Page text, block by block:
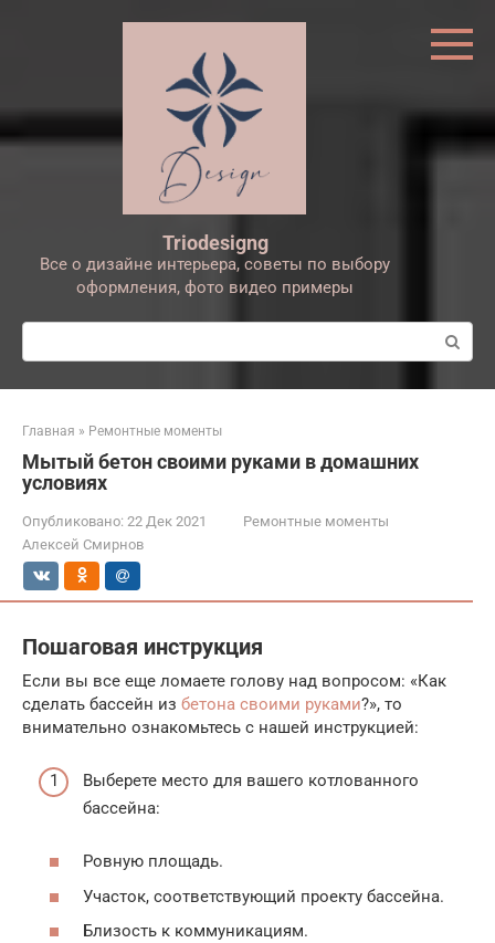
Triodesigng
Все о дизайне интерьера, советы по выбору
оформления, фото видео примеры
Поиск:
Главная » Ремонтные моменты
Мытый бетон своими руками в домашних
условиях
Опубликовано: 22 Дек 2021
Ремонтные моменты
Алексей Смирнов
Пошаговая инструкция
Если вы все еще ломаете голову над вопросом: «Как
сделать бассейн из бетона своими руками?», то
внимательно ознакомьтесь с нашей инструкцией:
Выберете место для вашего котлованного
бассейна:
Ровную площадь.
Участок, соответствующий проекту бассейна.
Близость к коммуникациям.